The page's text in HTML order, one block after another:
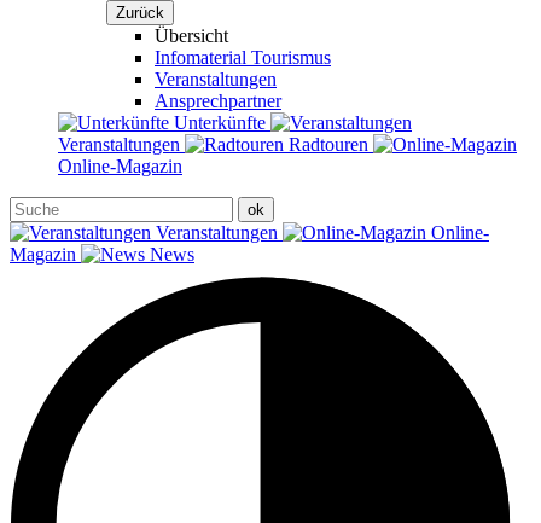
Zurück
Übersicht
Infomaterial Tourismus
Veranstaltungen
Ansprechpartner
Unterkünfte
Veranstaltungen
Radtouren
Online-Magazin
Veranstaltungen
Online-
Magazin
News